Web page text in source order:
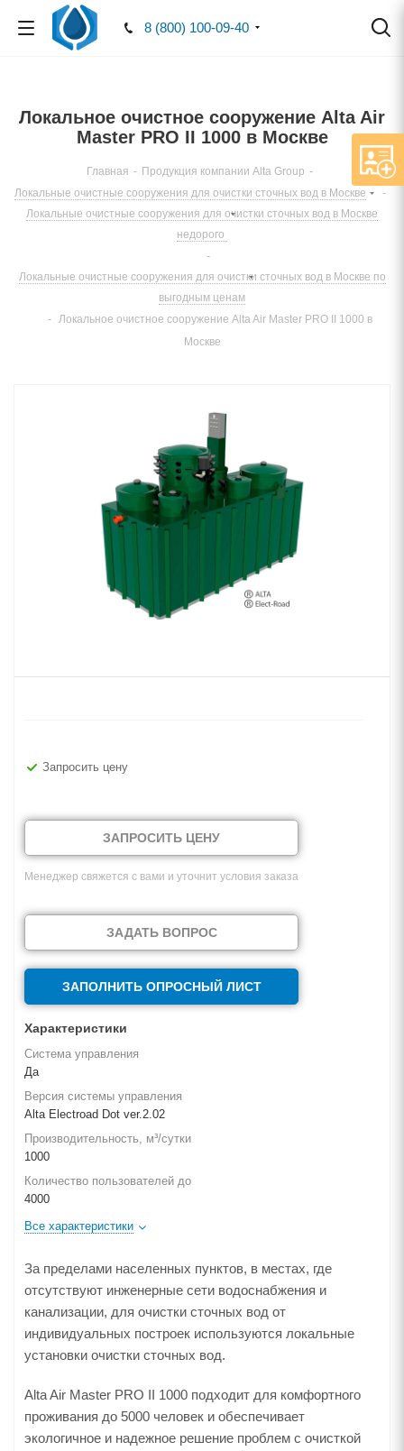
8 (800) 100-09-40
Локальное очистное сооружение Alta Air
Master PRO II 1000 в Москве
Главная - Продукция компании Alta Group -
Локальные очистные сооружения для очистки сточных вод в Москве
-
Локальные очистные сооружения для очистки сточных вод в Москве
недорого
-
Локальные очистные сооружения для очистки сточных вод в Москве по
выгодным ценам
- Локальное очистное сооружение Alta Air Master PRO II 1000 в
Москве
Запросить цену
ЗАПРОСИТЬ ЦЕНУ
Менеджер свяжется с вами и уточнит условия заказа
ЗАДАТЬ ВОПРОС
ЗАПОЛНИТЬ ОПРОСНЫЙ ЛИСТ
Характеристики
Система управления
Да
Версия системы управления
Alta Electroad Dot ver.2.02
Производительность, м³/сутки
1000
Количество пользователей до
4000
Все характеристики
За пределами населенных пунктов, в местах, где
отсутствуют инженерные сети водоснабжения и
канализации, для очистки сточных вод от
индивидуальных построек используются локальные
установки очистки сточных вод.
Alta Air Master PRO II 1000 подходит для комфортного
проживания до 5000 человек и обеспечивает
экологичное и надежное решение проблем с очисткой